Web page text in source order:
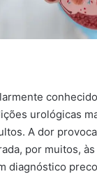
urológicas
A dor
por muitos,
diagnóstico